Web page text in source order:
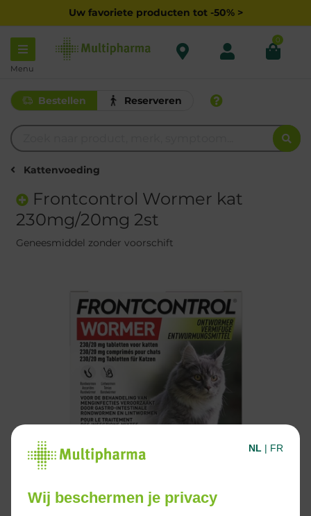
Uw favoriete producten tot -50% >
Menu
0
Bestellen Reserveren
Kattenvoeding
Frontcontrol Wormer kat
230mg/20mg 2st
Geneesmiddel zonder voorschift
NL | FR
Wij beschermen je privacy